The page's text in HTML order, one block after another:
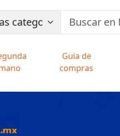
Guia de
compras